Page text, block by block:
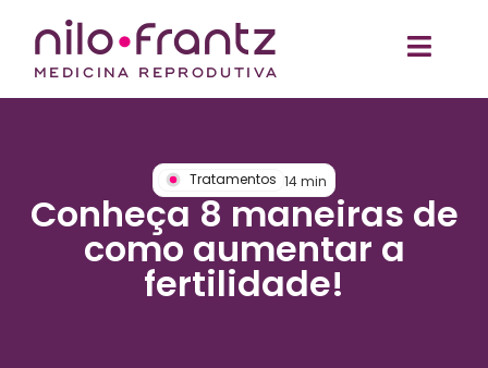
Tratamentos 14min
Conheça 8 maneiras de
como aumentar a
fertilidade!